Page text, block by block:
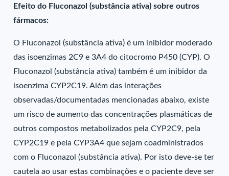
Efeito do Fluconazol (substância ativa) sobre outros
fármacos:
O Fluconazol (substância ativa) é um inibidor moderado
das isoenzimas 2C9 e 3A4 do citocromo P450 (CYP). O
Fluconazol (substância ativa) também é um inibidor da
isoenzima CYP2C19. Além das interações
observadas/documentadas mencionadas abaixo, existe
um risco de aumento das concentrações plasmáticas de
outros compostos metabolizados pela CYP2C9, pela
CYP2C19 e pela CYP3A4 que sejam coadministrados
com o Fluconazol (substância ativa). Por isto deve-se ter
cautela ao usar estas combinações e o paciente deve ser